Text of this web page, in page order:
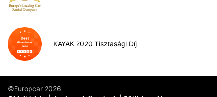
KAYAK 2020 Tisztasági Díj
©Europcar 2026